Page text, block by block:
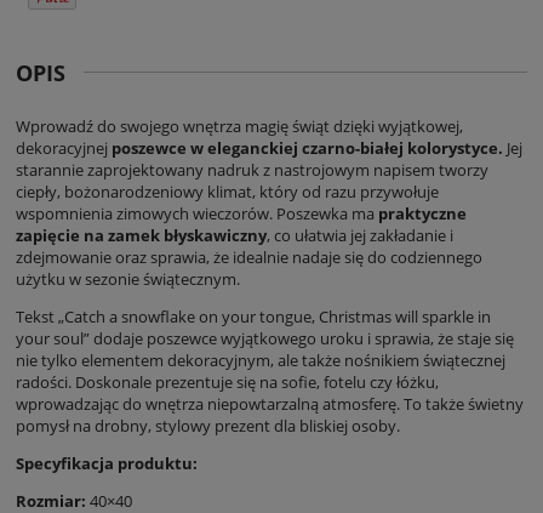
OPIS
Wprowadź do swojego wnętrza magię świąt dzięki wyjątkowej,
dekoracyjnej poszewce w eleganckiej czarno-białej kolorystyce. Jej
starannie zaprojektowany nadruk z nastrojowym napisem tworzy
ciepły, bożonarodzeniowy klimat, który od razu przywołuje
wspomnienia zimowych wieczorów. Poszewka ma praktyczne
zapięcie na zamek błyskawiczny, co ułatwia jej zakładanie i
zdejmowanie oraz sprawia, że idealnie nadaje się do codziennego
użytku w sezonie świątecznym.
Tekst „Catch a snowflake on your tongue, Christmas will sparkle in
your soul” dodaje poszewce wyjątkowego uroku i sprawia, że staje się
nie tylko elementem dekoracyjnym, ale także nośnikiem świątecznej
radości. Doskonale prezentuje się na sofie, fotelu czy łóżku,
wprowadzając do wnętrza niepowtarzalną atmosferę. To także świetny
pomysł na drobny, stylowy prezent dla bliskiej osoby.
Specyfikacja produktu:
Rozmiar: 40×40